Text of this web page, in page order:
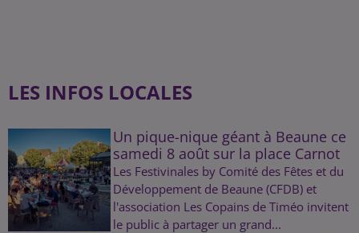
LES INFOS LOCALES
Un pique-nique géant à Beaune ce
samedi 8 août sur la place Carnot
Les Festivinales by Comité des Fêtes et du
Développement de Beaune (CFDB) et
l'association Les Copains de Timéo invitent
le public à partager un grand...